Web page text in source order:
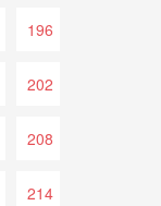
196
202
208
214